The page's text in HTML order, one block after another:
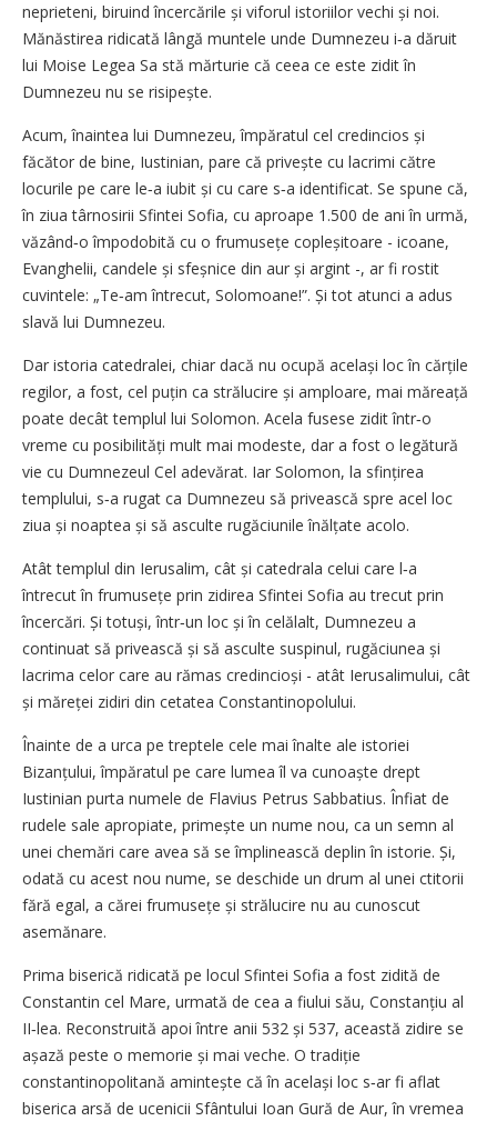
neprieteni, biruind încercările și viforul istoriilor vechi și noi.
Mănăstirea ridicată lângă muntele unde Dumnezeu i‑a dăruit
lui Moise Legea Sa stă mărturie că ceea ce este zidit în
Dumnezeu nu se risipește.
Acum, înaintea lui Dumnezeu, împăratul cel credincios și
făcător de bine, Iustinian, pare că privește cu lacrimi către
locurile pe care le‑a iubit și cu care s‑a identificat. Se spune că,
în ziua târnosirii Sfintei Sofia, cu aproape 1.500 de ani în urmă,
văzând‑o împodobită cu o frumusețe copleșitoare - icoane,
Evanghelii, candele și sfeșnice din aur și argint -, ar fi rostit
cuvintele: „Te‑am întrecut, Solomoane!”. Și tot atunci a adus
slavă lui Dumnezeu.
Dar istoria catedralei, chiar dacă nu ocupă același loc în cărțile
regilor, a fost, cel puțin ca strălucire și amploare, mai măreață
poate decât templul lui Solomon. Acela fusese zidit într‑o
vreme cu posibilități mult mai modeste, dar a fost o legătură
vie cu Dumnezeul Cel adevărat. Iar Solomon, la sfințirea
templului, s‑a rugat ca Dumnezeu să privească spre acel loc
ziua și noaptea și să asculte rugăciunile înălțate acolo.
Atât templul din Ierusalim, cât și catedrala celui care l‑a
întrecut în frumusețe prin zidirea Sfintei Sofia au trecut prin
încercări. Și totuși, într‑un loc și în celălalt, Dumnezeu a
continuat să privească și să asculte suspinul, rugăciunea și
lacrima celor care au rămas credincioși - atât Ierusalimului, cât
și măreței zidiri din cetatea Constantinopolului.
Înainte de a urca pe treptele cele mai înalte ale istoriei
Bizanțului, împăratul pe care lumea îl va cunoaște drept
Iustinian purta numele de Flavius Petrus Sabbatius. Înfiat de
rudele sale apropiate, primește un nume nou, ca un semn al
unei chemări care avea să se împlinească deplin în istorie. Și,
odată cu acest nou nume, se deschide un drum al unei ctitorii
fără egal, a cărei frumusețe și strălucire nu au cunoscut
asemănare.
Prima biserică ridicată pe locul Sfintei Sofia a fost zidită de
Constantin cel Mare, urmată de cea a fiului său, Constanțiu al
II‑lea. Reconstruită apoi între anii 532 și 537, această zidire se
așază peste o memorie și mai veche. O tradiție
constantinopolitană amintește că în același loc s‑ar fi aflat
biserica arsă de ucenicii Sfântului Ioan Gură de Aur, în vremea